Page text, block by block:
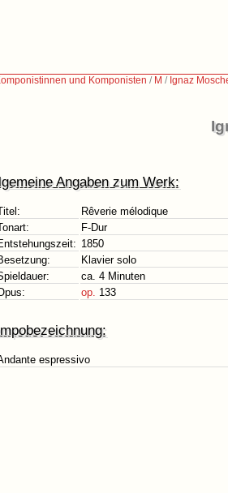
und Komponisten / M / Ignaz
Angaben zum Werk:
Rêverie mélodique
F-Dur
1850
Klavier solo
ca. 4 Minuten
op. 133
espressivo